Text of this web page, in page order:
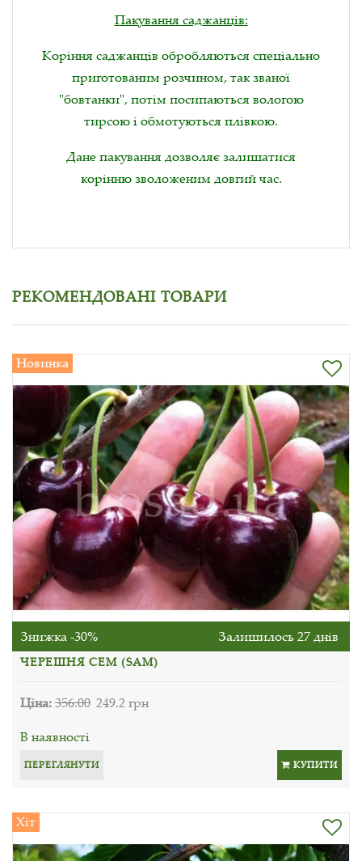
Пакування саджанців:
Коріння саджанців обробляються спеціально
приготованим розчином, так званої
"бовтанки", потім посипаються вологою
тирсою і обмотуються плівкою.
Дане пакування дозволяє залишатися
корінню зволоженим довгий час.
РЕКОМЕНДОВАНІ ТОВАРИ
Новинка
Знижка -30% Залишилось 27 днів
ЧЕРЕШНЯ СЕМ (SAM)
Ціна:356.00 249.2 грн
В наявності
ПЕРЕГЛЯНУТИ КУПИТИ
Хіт